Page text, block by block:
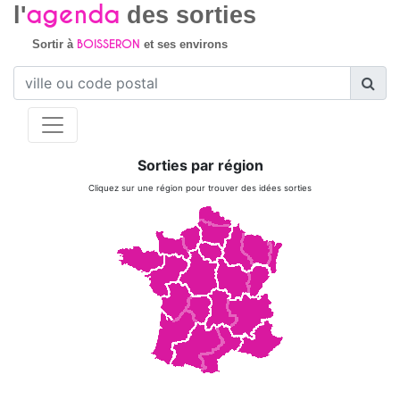
l'agenda des sorties
Sortir à BOISSERON et ses environs
Sorties par région
Cliquez sur une région pour trouver des idées sorties